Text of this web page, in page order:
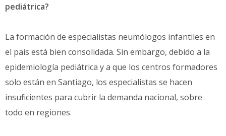
pediátrica?
La formación de especialistas neumólogos infantiles en
el país está bien consolidada. Sin embargo, debido a la
epidemiología pediátrica y a que los centros formadores
solo están en Santiago, los especialistas se hacen
insuficientes para cubrir la demanda nacional, sobre
todo en regiones.